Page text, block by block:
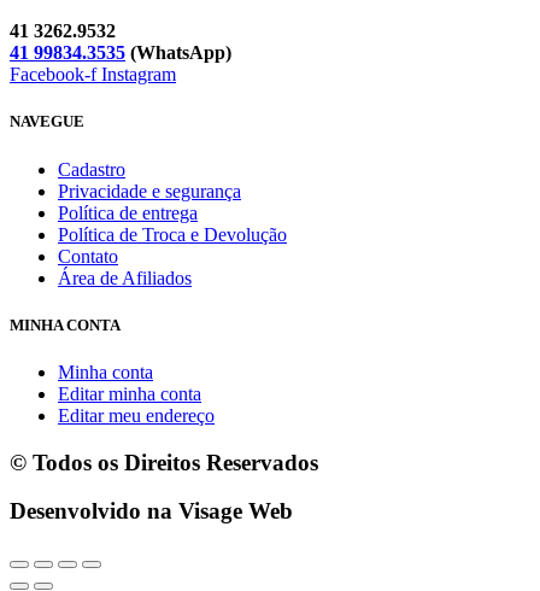
41 3262.9532
41 99834.3535 (WhatsApp)
Facebook-f Instagram
NAVEGUE
Cadastro
Privacidade e segurança
Política de entrega
Política de Troca e Devolução
Contato
Área de Afiliados
MINHA CONTA
Minha conta
Editar minha conta
Editar meu endereço
© Todos os Direitos Reservados
Desenvolvido na Visage Web